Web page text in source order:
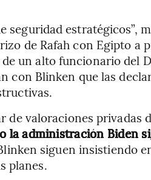
seguridad estratégicos”,
de Rafah con Egipto a
un alto funcionario del
con Blinken que las
valoraciones privadas
la administración Biden
siguen insistiendo
planes.